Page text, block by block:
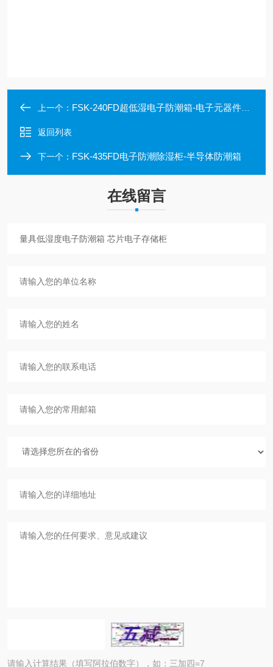
上一个： FSK-240FD超低湿电子防潮箱-电子元器件防潮柜
返回列表
下一个： FSK-435FD电子防潮除湿柜-半导体防潮箱
在线留言
请输入计算结果（填写阿拉伯数字），如：三加四=7